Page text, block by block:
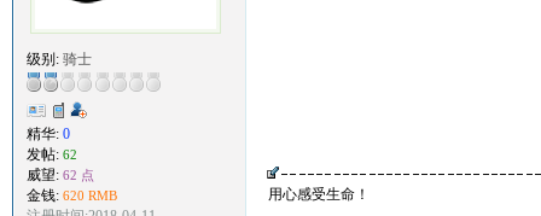
级别: 骑士
精华: 0
发帖: 62
威望: 62 点
金钱: 620 RMB 用心感受生命！